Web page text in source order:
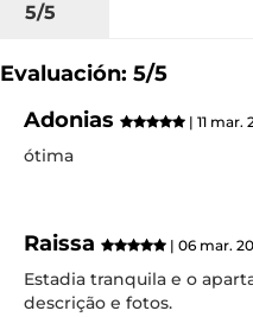
5/5
Evaluación: 5/5
Adonias
| 11 mar.
ótima
Raissa | 06 mar.
Estadia tranquila e o
descrição e fotos.